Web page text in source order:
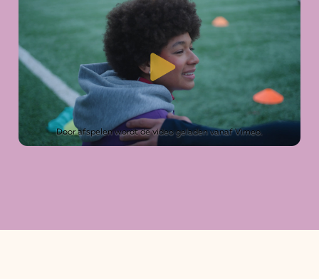
Door afspelen wordt de video geladen vanaf Vimeo.